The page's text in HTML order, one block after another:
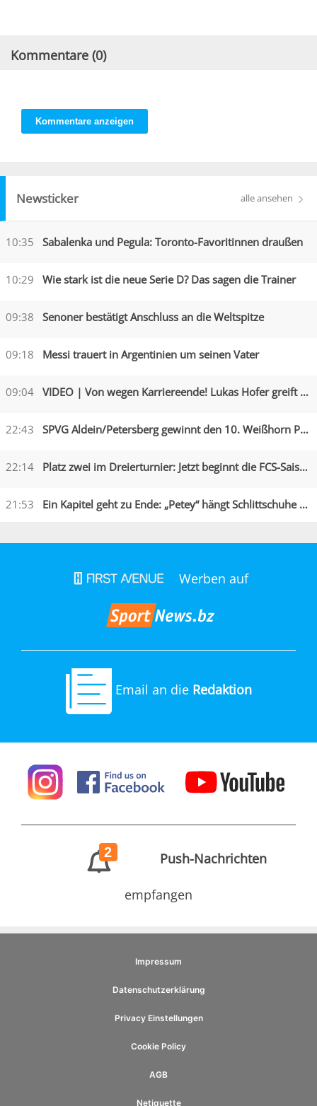
Kommentare (0)
Kommentare anzeigen
Newsticker alle ansehen
10:35 Sabalenka und Pegula: Toronto-Favoritinnen draußen
10:29 Wie stark ist die neue Serie D? Das sagen die Trainer
09:38 Senoner bestätigt Anschluss an die Weltspitze
09:18 Messi trauert in Argentinien um seinen Vater
09:04 VIDEO | Von wegen Karriereende! Lukas Hofer greift an
22:43 SPVG Aldein/Petersberg gewinnt den 10. Weißhorn Pokal
22:14 Platz zwei im Dreierturnier: Jetzt beginnt die FCS-Saison
21:53 Ein Kapitel geht zu Ende: „Petey“ hängt Schlittschuhe an den Nagel
Werben auf
Email an die Redaktion
2 Push-Nachrichten
empfangen
Impressum
Datenschutzerklärung
Privacy Einstellungen
Cookie Policy
AGB
Netiquette